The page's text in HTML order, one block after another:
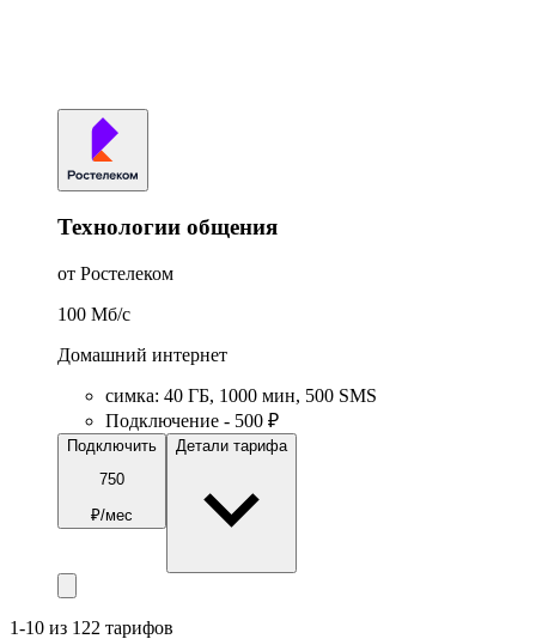
Технологии общения
от Ростелеком
100 Мб/c
Домашний интернет
симка: 40 ГБ, 1000 мин, 500 SMS
Подключение - 500 ₽
Подключить
750
₽/мес
Детали тарифа
1-10 из 122 тарифов